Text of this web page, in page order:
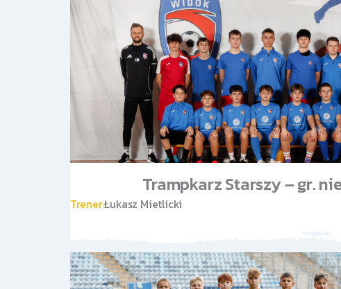
Trampkarz Starszy – gr.
Trener:Łukasz Mietlicki